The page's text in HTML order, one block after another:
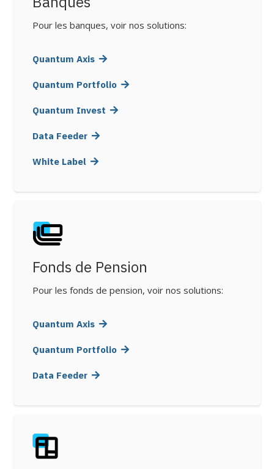
Pour les banques, voir nos solutions:
Quantum Axis
Quantum Portfolio
Quantum Invest
Data Feeder
White Label
Fonds de Pension
Pour les fonds de pension, voir nos solutions:
Quantum Axis
Quantum Portfolio
Data Feeder